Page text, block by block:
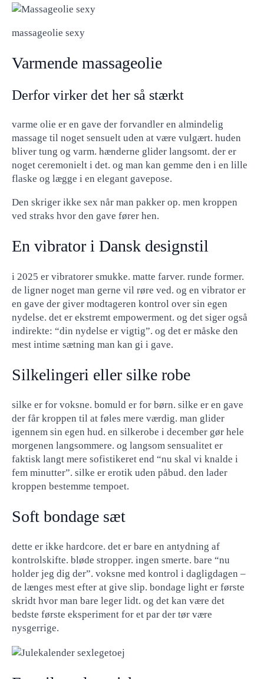
massageolie sexy
Varmende massageolie
Derfor virker det her så stærkt
varme olie er en gave der forvandler en almindelig
massage til noget sensuelt uden at være vulgært. huden
bliver tung og varm. hænderne glider langsomt. der er
noget ceremonielt i det. og man kan gemme den i en lille
flaske og lægge i en elegant gavepose.
Den skriger ikke sex når man pakker op. men kroppen
ved straks hvor den gave fører hen.
En vibrator i Dansk designstil
i 2025 er vibratorer smukke. matte farver. runde former.
de ligner noget man gerne vil røre ved. og en vibrator er
en gave der giver modtageren kontrol over sin egen
nydelse. det er ekstremt empowerment. og det siger også
indirekte: “din nydelse er vigtig”. og det er måske den
mest intime sætning man kan gi i gave.
Silkelingeri eller silke robe
silke er for voksne. bomuld er for børn. silke er en gave
der får kroppen til at føles mere værdig. man glider
igennem sin egen hud. en silkerobe i december gør hele
morgenen langsommere. og langsom sensualitet er
faktisk langt mere sofistikeret end “nu skal vi knalde i
fem minutter”. silke er erotik uden påbud. den lader
kroppen bestemme tempoet.
Soft bondage sæt
dette er ikke hardcore. det er bare en antydning af
kontrolskifte. bløde stropper. ingen smerte. bare “nu
holder jeg dig der”. voksne med kontrol i dagligdagen –
de længes mest efter at give slip. bondage light er første
skridt hvor man bare leger lidt. og det kan være det
bedste første eksperiment for et par der tør være
nysgerrige.